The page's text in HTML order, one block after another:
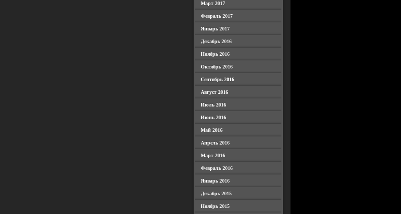
Март 2017
Февраль 2017
Январь 2017
Декабрь 2016
Ноябрь 2016
Октябрь 2016
Сентябрь 2016
Август 2016
Июль 2016
Июнь 2016
Май 2016
Апрель 2016
Март 2016
Февраль 2016
Январь 2016
Декабрь 2015
Ноябрь 2015